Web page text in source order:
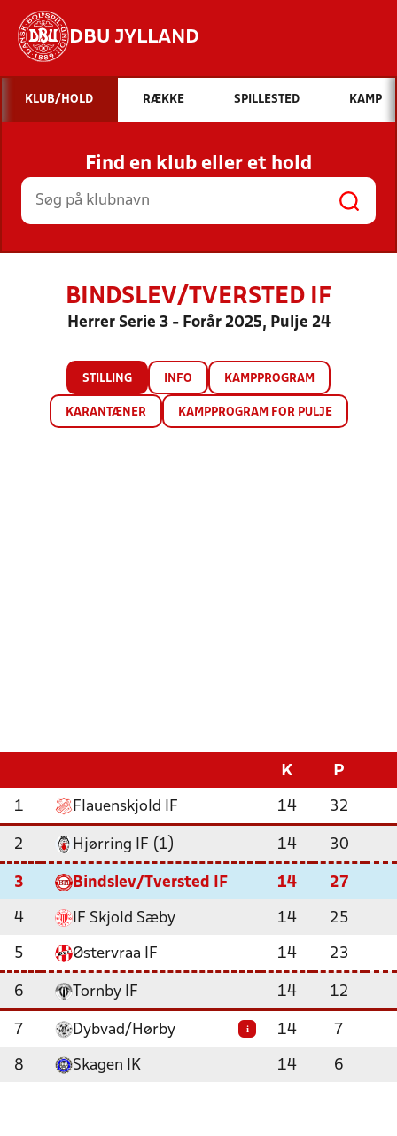
DBU JYLLAND
Hvad vil du søge efter?
INDHOLD OG NYHEDER
STILLINGER, RESULTATER, KLUBBER OG
HOLD
KLUB/HOLD RÆKKE SPILLESTED KAMP
Find en klub eller et hold
BINDSLEV/TVERSTED IF
Herrer Serie 3 - Forår 2025, Pulje 24
STILLING INFO KAMPPROGRAM
KARANTÆNER KAMPPROGRAM FOR PULJE
K P
1 Flauenskjold IF 14 32
2 Hjørring IF (1) 14 30
3 Bindslev/Tversted IF 14 27
4 IF Skjold Sæby 14 25
5 Østervraa IF 14 23
6 Tornby IF 14 12
7 Dybvad/Hørby i 14 7
8 Skagen IK 14 6